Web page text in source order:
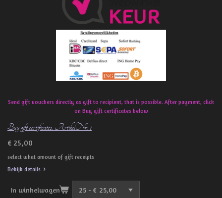
o
k
Send gift vouchers directly as gift to recipient, that is possible. After payment, click
on Buy gift certificates below
Buy gift certificates. ArtikelNr: 1
€ 25,00
select what amount of gift receipts
Bekijk details
In winkelwagen